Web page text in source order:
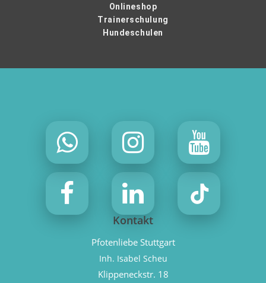
Onlineshop
Trainerschulung
Hundeschulen
Kontakt
Pfotenliebe Stuttgart
Inh. Isabel Scheu
Klippeneckstr. 18